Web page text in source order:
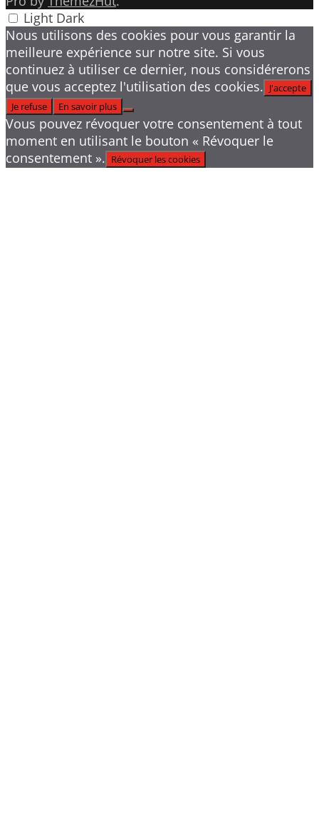
Light Dark
Nous utilisons des cookies pour vous garantir la
meilleure expérience sur notre site. Si vous
continuez à utiliser ce dernier, nous considérerons
que vous acceptez l'utilisation des cookies. J'accepte
Je refuse
En savoir plus
Vous pouvez révoquer votre consentement à tout
moment en utilisant le bouton « Révoquer le
consentement ». Révoquer les cookies